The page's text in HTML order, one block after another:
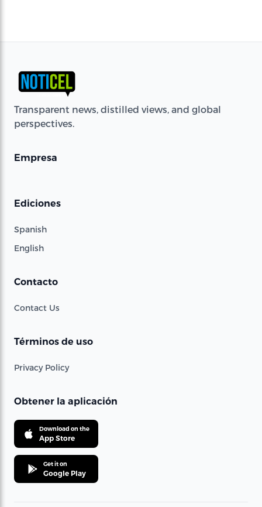
Transparent news, distilled views, and global
perspectives.
Empresa
Ediciones
Spanish
English
Contacto
Contact Us
Términos de uso
Privacy Policy
Obtener la aplicación
Download on the
App Store
Get it on
Google Play